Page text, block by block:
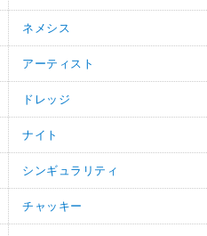
ネメシス
アーティスト
ドレッジ
ナイト
シンギュラリティ
チャッキー